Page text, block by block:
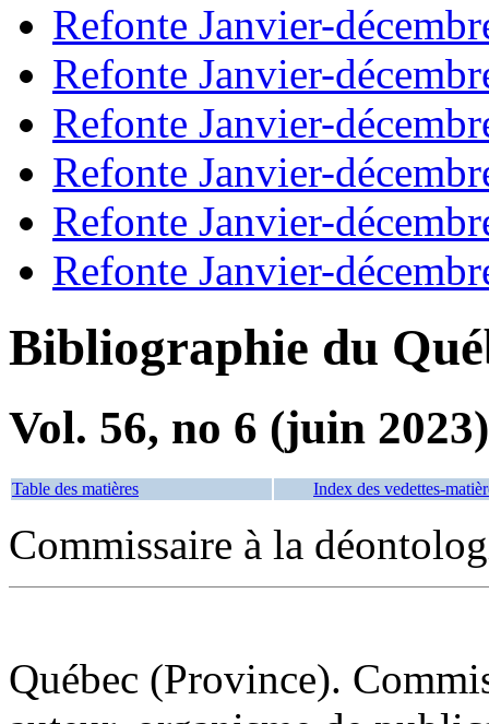
Refonte Janvier-
Refonte Janvier-
Refonte Janvier-
Refonte Janvier-
Refonte Janvier-
Refonte Janvier-
Bibliographie du
Vol. 56, no 6 (juin 2023)
Table des matières Index des vedettes-
Commissaire à la
Québec (Province).